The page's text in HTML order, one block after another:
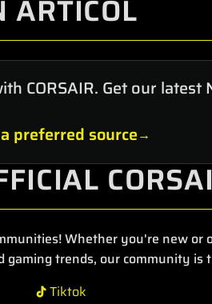
ARTICOL
CORSAIR. Get our
preferred source
Whether you're new
gaming trends, our community is
Tiktok